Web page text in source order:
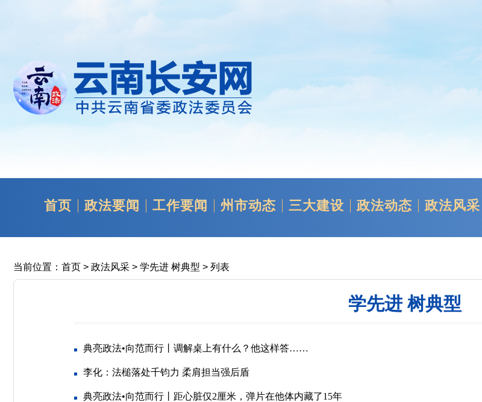
首页 政法要闻 工作要闻 州市动态 三大建设 政法动态 政法风采
当前位置： 首页 > 政法风采 > 学先进 树典型 > 列表
学先进 树典型
典亮政法•向范而行丨调解桌上有什么？他这样答……
李化：法槌落处千钧力 柔肩担当强后盾
典亮政法•向范而行丨距心脏仅2厘米，弹片在他体内藏了15年